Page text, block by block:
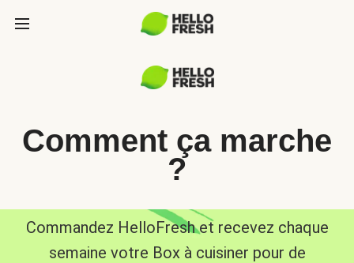
Comment ça marche
?
Commandez HelloFresh et recevez chaque
semaine votre Box à cuisiner pour de